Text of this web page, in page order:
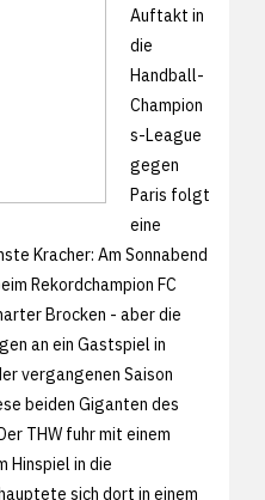
Auftakt in
die
Handball-
Champion
s-League
gegen
Paris folgt
eine
Kracher: Am Sonnabend
Rekordchampion FC
Brocken - aber die
an ein Gastspiel in
vergangenen Saison
beiden Giganten des
THW fuhr mit einem
Hinspiel in die
sich dort in einem